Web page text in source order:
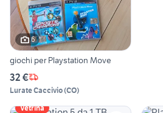
6
giochi per Playstation Move
32 €
Lurate Caccivio(CO)
Vetrina